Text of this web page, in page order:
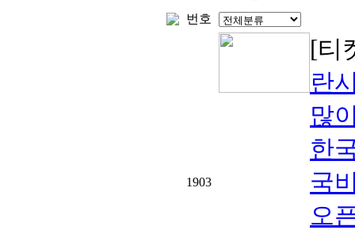
번호
1903
[티
란
많
한
국
오